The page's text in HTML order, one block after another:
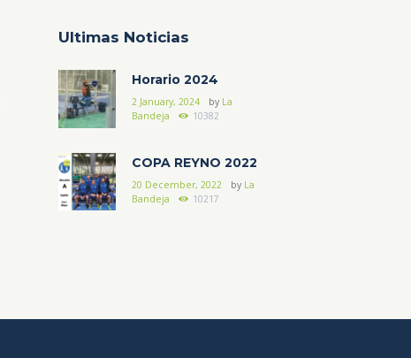
Ultimas Noticias
Horario 2024
2 January, 2024 by La
Bandeja
10382
COPA REYNO 2022
20 December, 2022 by La
Bandeja
10217